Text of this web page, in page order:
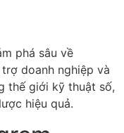
phá sâu về
doanh nghiệp và
thế giới kỹ thuật số,
hiệu quả.